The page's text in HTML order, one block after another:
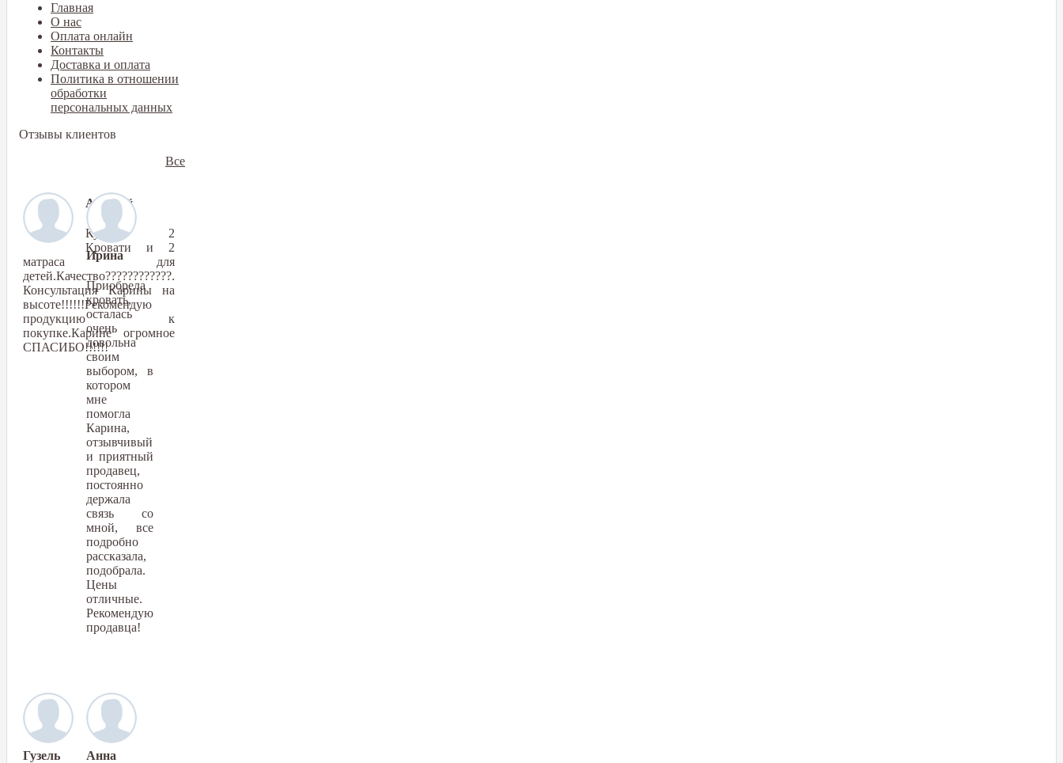
Главная
О нас
Оплата онлайн
Контакты
Доставка и оплата
Политика в отношении
обработки
персональных данных
Отзывы клиентов
Алексей
Купили 2
Кровати и 2
матраса для
детей.Качество????????????.
Консультация Карины на
высоте!!!!!!Рекомендую
продукцию к
покупке.Карине огромное
СПАСИБО!!!!!!
Ирина
Приобрела
кровать,
осталась
очень
довольна
своим
выбором, в
котором
мне
помогла
Карина,
отзывчивый
и приятный
продавец,
постоянно
держала
связь со
мной, все
подробно
рассказала,
подобрала.
Цены
отличные.
Рекомендую
продавца!
Гузель Анна
Все